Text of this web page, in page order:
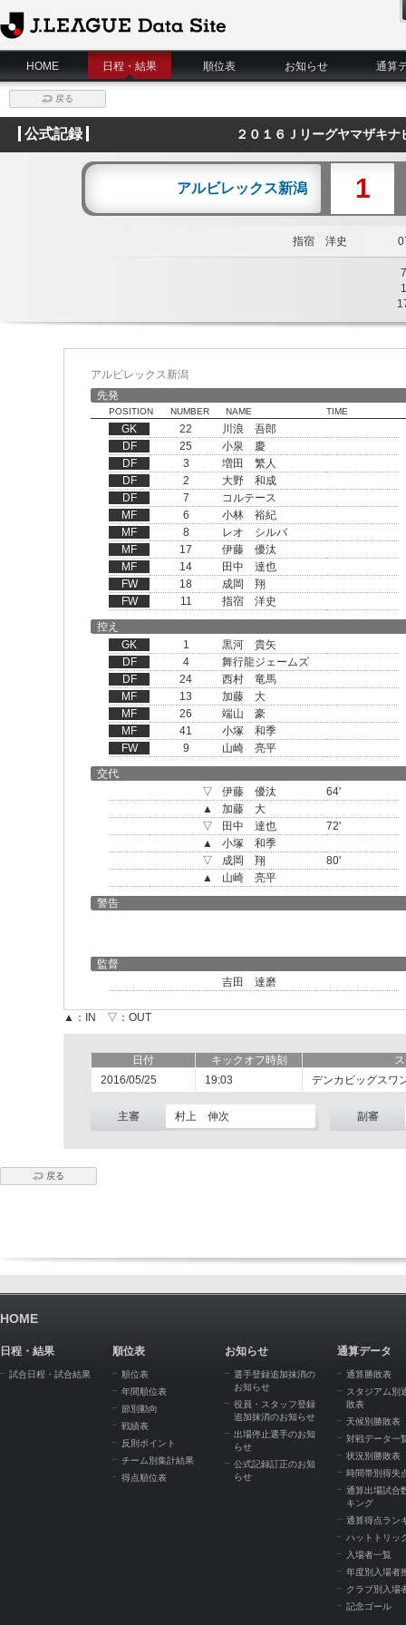
J.League Data Site
HOME
日程・結果 順位表 お知らせ 通算
戻る
公式記録 ２０１６Ｊリーグヤマザキ
アルビレックス新潟 1
指宿 洋史
7
1
アルビレックス新潟
先発
POSITION NUMBER NAME TIME
GK 22
川浪 吾郎
DF
25
小泉 慶
DF
3
増田 繁人
DF
2
大野 和成
DF
7
コルテース
MF
6
小林 裕紀
MF
8
レオ シルバ
MF
17
伊藤 優汰
MF
14
田中 達也
FW
18
成岡 翔
FW
11
指宿 洋史
控え
GK
1
黒河 貴矢
DF
4
舞行龍ジェームズ
DF
24
西村 竜馬
MF
13
加藤 大
MF
26
端山 豪
MF
41
小塚 和季
FW
9
山崎 亮平
交代
▽
伊藤 優汰
64'
▲
加藤 大
▽
田中 達也
72'
▲
小塚 和季
▽
成岡 翔
80'
▲
山崎 亮平
警告
監督
吉田 達磨
▲：IN ▽：OUT
日付 キックオフ時刻
2016/05/25
19:03 デンカビッグスワ
主審 村上 伸次 副審
戻る
HOME
日程・結果
試合日程・試合結果
順位表
順位表
年間順位表
節別動向
戦績表
反則ポイント
チーム別集計結果
得点順位表
お知らせ
選手登録追加抹消の
お知らせ
役員・スタッフ登録
追加抹消のお知らせ
出場停止選手のお知
らせ
公式記録訂正のお知
らせ
通算データ
通算勝敗表
スタジアム別
敗表
天候別勝敗表
対戦データ一
状況別勝敗表
時間帯別得失
通算出場試合
キング
通算得点ラン
ハットトリッ
入場者一覧
年度別入場者
クラブ別入場
記念ゴール